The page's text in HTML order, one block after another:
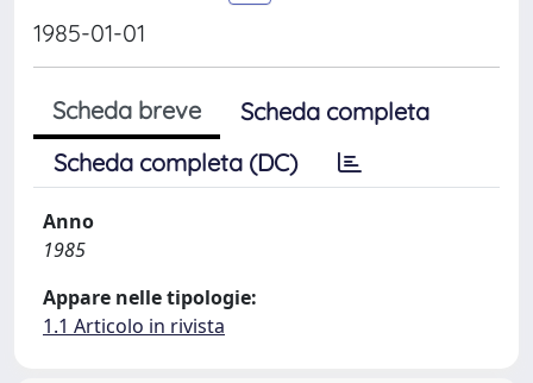
1985-01-01
Scheda breve
Scheda completa
Scheda completa (DC)
Anno
1985
Appare nelle tipologie:
1.1 Articolo in rivista